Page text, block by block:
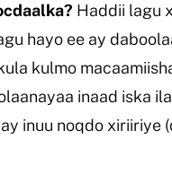
Haddii lagu
hayo ee ay
kulmo
inaad iska
inuu noqdo